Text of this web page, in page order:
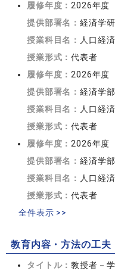
履修年度： 2026年度
提供部署名：経済学
授業科目名： 人口経
授業形式：代表者
履修年度： 2026年度
提供部署名：経済学部
授業科目名： 人口経
授業形式：代表者
履修年度： 2026年度
提供部署名：経済学部
授業科目名： 人口経
授業形式：代表者
全件表示 >>
教育内容・方法の工夫
タイトル：教授者－